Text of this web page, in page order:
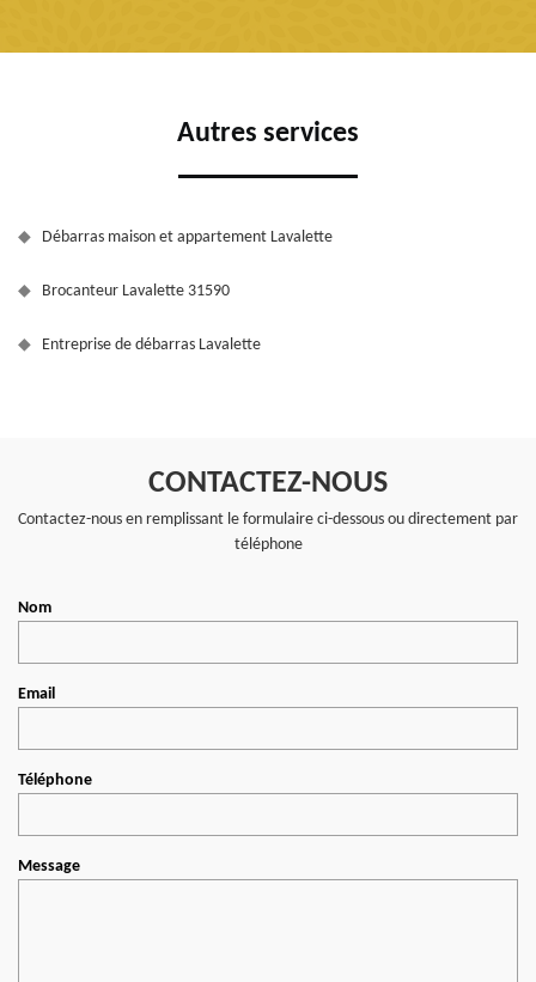
Autres services
Débarras maison et appartement Lavalette
Brocanteur Lavalette 31590
Entreprise de débarras Lavalette
CONTACTEZ-NOUS
Contactez-nous en remplissant le formulaire ci-dessous ou directement par
téléphone
Nom
Email
Téléphone
Message